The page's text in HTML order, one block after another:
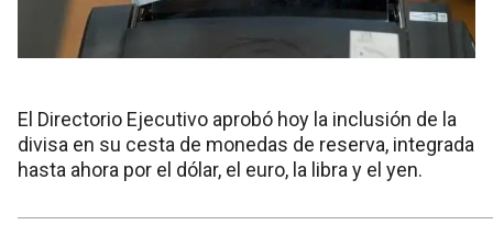
El Directorio Ejecutivo aprobó hoy la inclusión de la
divisa en su cesta de monedas de reserva, integrada
hasta ahora por el dólar, el euro, la libra y el yen.